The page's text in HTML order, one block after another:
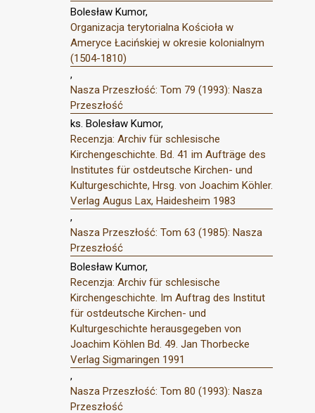
Bolesław Kumor,
Organizacja terytorialna Kościoła w
Ameryce Łacińskiej w okresie kolonialnym
(1504-1810)
,
Nasza Przeszłość: Tom 79 (1993): Nasza
Przeszłość
ks. Bolesław Kumor,
Recenzja: Archiv für schlesische
Kirchengeschichte. Bd. 41 im Aufträge des
Institutes für ostdeutsche Kirchen- und
Kulturgeschichte, Hrsg. von Joachim Köhler.
Verlag Augus Lax, Haidesheim 1983
,
Nasza Przeszłość: Tom 63 (1985): Nasza
Przeszłość
Bolesław Kumor,
Recenzja: Archiv für schlesische
Kirchengeschichte. Im Auftrag des Institut
für ostdeutsche Kirchen- und
Kulturgeschichte herausgegeben von
Joachim Köhlen Bd. 49. Jan Thorbecke
Verlag Sigmaringen 1991
,
Nasza Przeszłość: Tom 80 (1993): Nasza
Przeszłość